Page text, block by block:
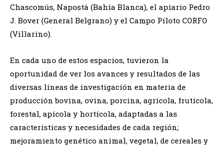
Chascomús, Napostá (Bahía Blanca), el apiario Pedro
J. Bover (General Belgrano) y el Campo Piloto CORFO
(Villarino).
En cada uno de estos espacios, tuvieron la
oportunidad de ver los avances y resultados de las
diversas líneas de investigación en materia de
producción bovina, ovina, porcina, agrícola, frutícola,
forestal, apícola y hortícola, adaptadas a las
características y necesidades de cada región;
mejoramiento genético animal, vegetal, de cereales y